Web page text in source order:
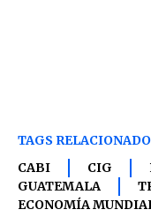
TAGS
CABI
CIG
GUATEMALA
ECONOMÍA